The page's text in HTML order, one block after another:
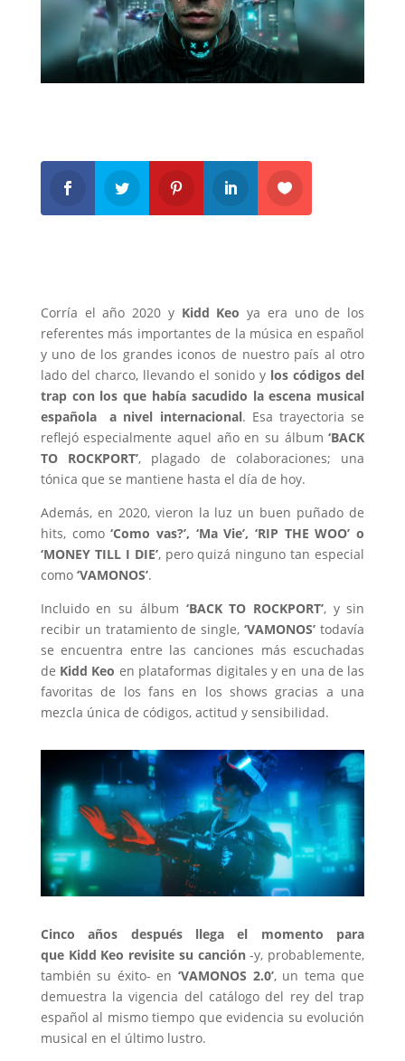
Corría el año 2020 y Kidd Keo ya era uno de los
referentes más importantes de la música en español
y uno de los grandes iconos de nuestro país al otro
lado del charco, llevando el sonido y los códigos del
trap con los que había sacudido la escena musical
española a nivel internacional. Esa trayectoria se
reflejó especialmente aquel año en su álbum‘BACK
TO ROCKPORT’, plagado de colaboraciones; una
tónica que se mantiene hasta el día de hoy.
Además, en 2020, vieron la luz un buen puñado de
hits, como‘Como vas?’, ‘Ma Vie’, ‘RIP THE WOO’ o
‘MONEY TILL I DIE’, pero quizá ninguno tan especial
como ‘VAMONOS’.
Incluido en su álbum ‘BACK TO ROCKPORT’, y sin
recibir un tratamiento de single,‘VAMONOS’todavía
se encuentra entre las canciones más escuchadas
de Kidd Keo en plataformas digitales y en una de las
favoritas de los fans en los shows gracias a una
mezcla única de códigos, actitud y sensibilidad.
Cinco años después llega el momento para
que Kidd Keo revisite su canción-y, probablemente,
también su éxito- en ‘VAMONOS 2.0’, un tema que
demuestra la vigencia del catálogo del rey del trap
español al mismo tiempo que evidencia su evolución
musical en el último lustro.